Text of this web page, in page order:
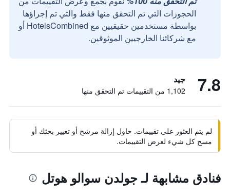
الحجوزات التي تم التحقق منها فقط والتي تم إجراؤها
بواسطة مستخدمين حقيقيين مع HotelsCombined أو
مع شركائنا الخارجيين الموثوقين.
7.8 جيد
1,102 من التقييمات تم التحقق منها
لم يتم العثور على تقييمات. حاول إزالة مرشح أو تغيير بحثك أو
مسح كل شيء لعرض التقييمات.
فنادق مشابهة لـ جولدن سوالو هوتل